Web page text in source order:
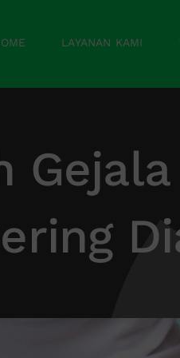
LAYANAN KAMI